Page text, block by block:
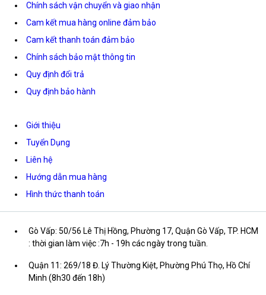
Chính sách vận chuyển và giao nhận
Cam kết mua hàng online đảm bảo
Cam kết thanh toán đảm bảo
Chính sách bảo mật thông tin
Quy định đổi trả
Quy định bảo hành
Giới thiệu
Tuyển Dụng
Liên hệ
Hướng dẫn mua hàng
Hình thức thanh toán
Gò Vấp: 50/56 Lê Thị Hồng, Phường 17, Quận Gò Vấp, TP. HCM
: thời gian làm việc :7h - 19h các ngày trong tuần.
Quận 11: 269/18 Đ. Lý Thường Kiệt, Phường Phú Thọ, Hồ Chí
Minh (8h30 đến 18h)